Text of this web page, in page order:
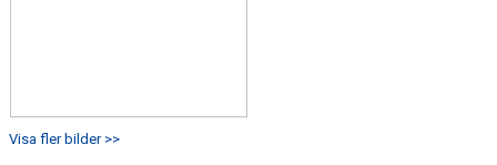
Visa fler bilder >>